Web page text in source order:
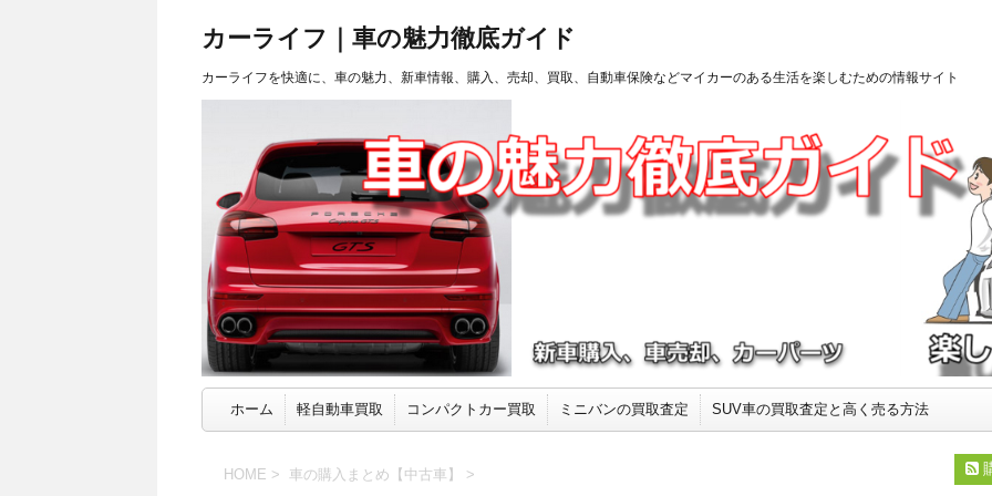
カーライフ｜車の魅力徹底ガイド
カーライフを快適に、車の魅力、新車情報、購入、売却、買取、自動車保険などマイカーのある生活を楽しむための情報サイト
ホーム 軽自動車買取 コンパクトカー買取 ミニバンの買取査定 SUV車の買取査定と高く売る方法
HOME > 車の購入まとめ【中古車】 >